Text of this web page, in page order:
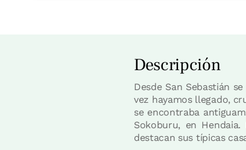
Descripción
Desde San Sebastián
vez hayamos llegado,
se encontraba
Sokoburu, en
destacan sus típicas